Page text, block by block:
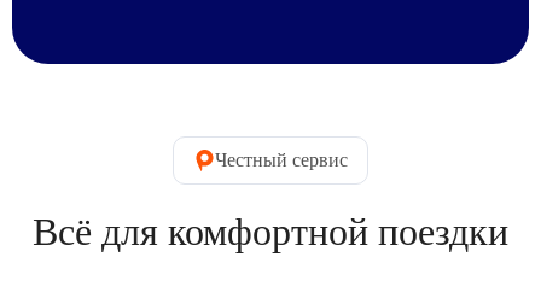
Честный сервис
Всё для комфортной поездки